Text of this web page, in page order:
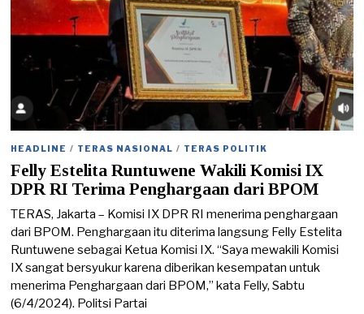
HEADLINE / TERAS NASIONAL / TERAS POLITIK
Felly Estelita Runtuwene Wakili Komisi IX
DPR RI Terima Penghargaan dari BPOM
TERAS, Jakarta – Komisi IX DPR RI menerima penghargaan
dari BPOM. Penghargaan itu diterima langsung Felly Estelita
Runtuwene sebagai Ketua Komisi IX. “Saya mewakili Komisi
IX sangat bersyukur karena diberikan kesempatan untuk
menerima Penghargaan dari BPOM,” kata Felly, Sabtu
(6/4/2024). Politsi Partai